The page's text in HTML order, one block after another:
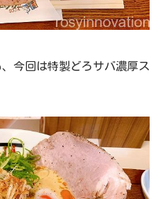
今回は特製どろサバ濃厚ス